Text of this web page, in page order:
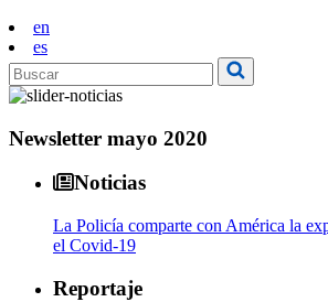
en
es
Newsletter mayo 2020
Noticias
La Policía comparte con América la
el Covid-19
Reportaje